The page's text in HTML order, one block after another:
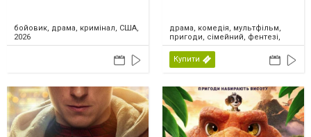
бойовик, драма, кримінал, США,
2026
драма, комедія, мультфільм,
пригоди, сімейний, фентезі,
США, 2026
Купити